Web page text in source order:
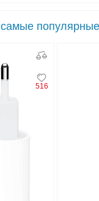
самые популярные
516